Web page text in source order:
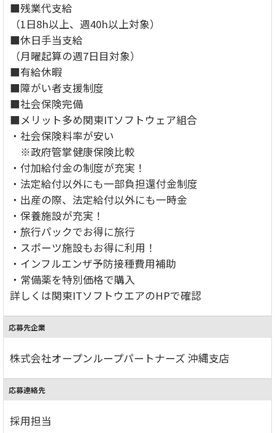
■残業代支給
（1日8h以上、週40h以上対象）
■休日手当支給
（月曜起算の週7日目対象）
■有給休暇
■障がい者支援制度
■社会保険完備
■メリット多め関東ITソフトウェア組合
・社会保険料率が安い
※政府管掌健康保険比較
・付加給付金の制度が充実！
・法定給付以外にも一部負担還付金制度
・出産の際、法定給付以外にも一時金
・保養施設が充実！
・旅行パックでお得に旅行
・スポーツ施設もお得に利用！
・インフルエンザ予防接種費用補助
・常備薬を特別価格で購入
詳しくは関東ITソフトウエアのHPで確認
応募先企業
株式会社オープンループパートナーズ 沖縄支店
応募連絡先
採用担当